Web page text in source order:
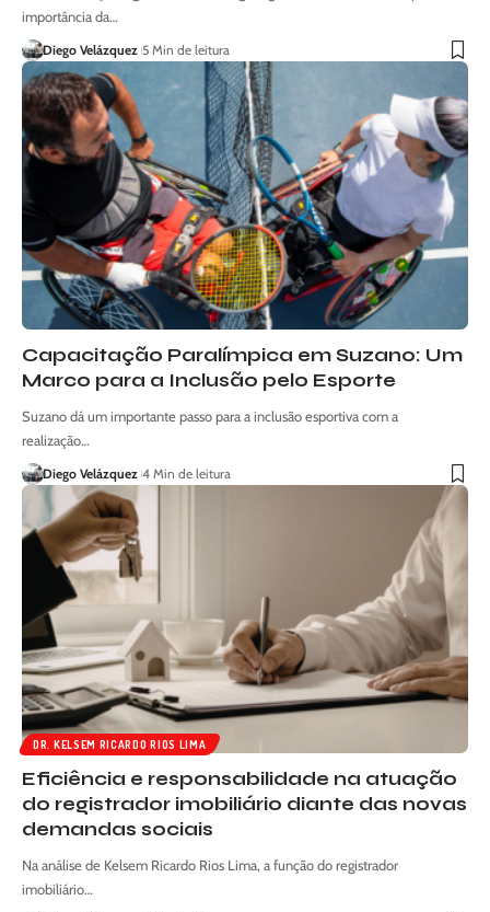
importância da…
Diego Velázquez 5 Min de leitura
Capacitação Paralímpica em Suzano: Um
Marco para a Inclusão pelo Esporte
Suzano dá um importante passo para a inclusão esportiva com a
realização…
Diego Velázquez 4 Min de leitura
DR. KELSEM RICARDO RIOS LIMA
Eficiência e responsabilidade na atuação
do registrador imobiliário diante das novas
demandas sociais
Na análise de Kelsem Ricardo Rios Lima, a função do registrador
imobiliário…